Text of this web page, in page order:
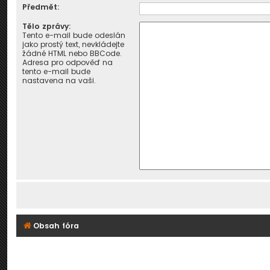
Předmět:
Tělo zprávy:
Tento e-mail bude odeslán
jako prostý text, nevkládejte
žádné HTML nebo BBCode.
Adresa pro odpověď na
tento e-mail bude
nastavena na vaši.
Obsah fóra